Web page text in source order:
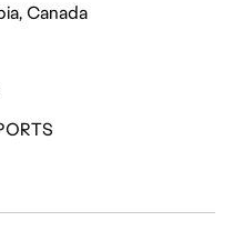
Canada